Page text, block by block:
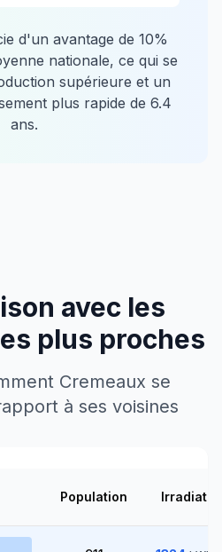
d'un avantage de 10%
nationale, ce qui se
supérieure et un
plus rapide de 6.4
ans.
avec les
plus proches
Cremeaux se
à ses voisines
Population